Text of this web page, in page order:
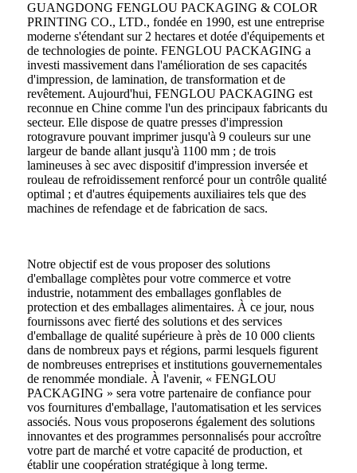
GUANGDONG FENGLOU PACKAGING & COLOR
PRINTING CO., LTD., fondée en 1990, est une entreprise
moderne s'étendant sur 2 hectares et dotée d'équipements et
de technologies de pointe. FENGLOU PACKAGING a
investi massivement dans l'amélioration de ses capacités
d'impression, de lamination, de transformation et de
revêtement. Aujourd'hui, FENGLOU PACKAGING est
reconnue en Chine comme l'un des principaux fabricants du
secteur. Elle dispose de quatre presses d'impression
rotogravure pouvant imprimer jusqu'à 9 couleurs sur une
largeur de bande allant jusqu'à 1100 mm ; de trois
lamineuses à sec avec dispositif d'impression inversée et
rouleau de refroidissement renforcé pour un contrôle qualité
optimal ; et d'autres équipements auxiliaires tels que des
machines de refendage et de fabrication de sacs.
Notre objectif est de vous proposer des solutions
d'emballage complètes pour votre commerce et votre
industrie, notamment des emballages gonflables de
protection et des emballages alimentaires. À ce jour, nous
fournissons avec fierté des solutions et des services
d'emballage de qualité supérieure à près de 10 000 clients
dans de nombreux pays et régions, parmi lesquels figurent
de nombreuses entreprises et institutions gouvernementales
de renommée mondiale. À l'avenir, « FENGLOU
PACKAGING » sera votre partenaire de confiance pour
vos fournitures d'emballage, l'automatisation et les services
associés. Nous vous proposerons également des solutions
innovantes et des programmes personnalisés pour accroître
votre part de marché et votre capacité de production, et
établir une coopération stratégique à long terme.